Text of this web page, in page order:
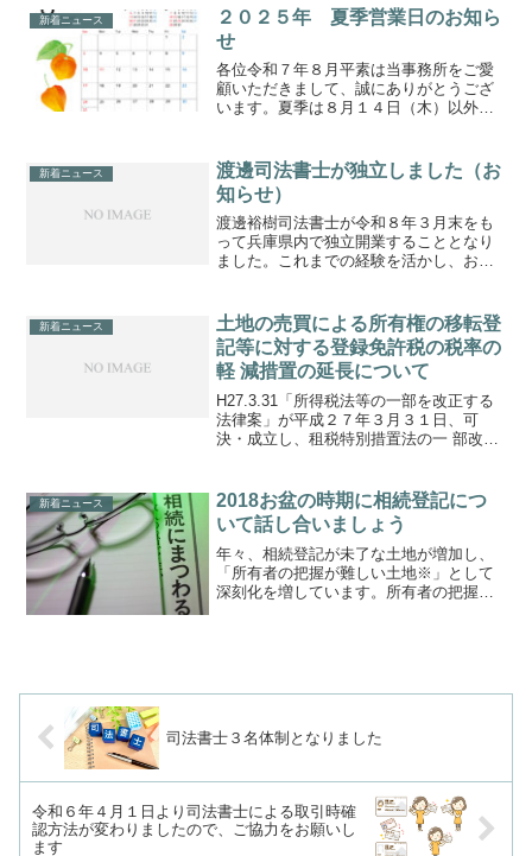
な管理など様々な土地政策の面で問題を
生じるおそれがあります。...
新着ニュース
２０２５年 夏季営業日のお知ら
せ
各位令和７年８月平素は当事務所をご愛
顧いただきまして、誠にありがとうござ
います。夏季は８月１４日（木）以外、
人員を減らして対応させていただきま
す。よろしくお願い申し上...
新着ニュース
渡邊司法書士が独立しました（お
知らせ）
渡邊裕樹司法書士が令和８年３月末をも
って兵庫県内で独立開業することとなり
ました。これまでの経験を活かし、お客
くお願い致します。 ...
新着ニュース
土地の売買による所有権の移転登
記等に対する登録免許税の税率の
軽 減措置の延長について
H27.3.31「所得税法等の一部を改正する
法律案」が平成２７年３月３１日、可
決・成立し、租税特別措置法の一 部改正
とおりです。１．次に掲げる租税特別措
置の適用期限を２...
新着ニュース
2018お盆の時期に相続登記につ
いて話し合いましょう
年々、相続登記が未了な土地が増加し、
「所有者の把握が難しい土地※」として
深刻化を増しています。所有者の把握が
司法書士３名体制となりました
令和６年４月１日より司法書士による取引時確
認方法が変わりましたので、ご協力をお願いし
ます